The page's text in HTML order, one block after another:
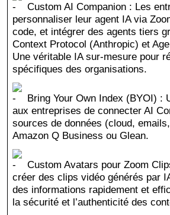
Custom AI Companion : Les
personnaliser leur agent IA via
code, et intégrer des agents tiers
Context Protocol (Anthropic) et
Une véritable IA sur-mesure pour
spécifiques des organisations.
Bring Your Own Index (BYOI) :
aux entreprises de connecter AI
sources de données (cloud,
Amazon Q Business ou Glean.
Custom Avatars pour Zoom
créer des clips vidéo générés par
des informations rapidement et
la sécurité et l’authenticité des